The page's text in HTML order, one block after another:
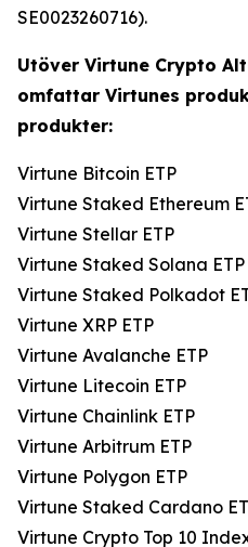
SE0023260716).
Utöver Virtune Crypto
omfattar Virtunes
produkter:
Virtune Bitcoin ETP
Virtune Staked Ethereum
Virtune Stellar ETP
Virtune Staked Solana ETP
Virtune Staked Polkadot
Virtune XRP ETP
Virtune Avalanche ETP
Virtune Litecoin ETP
Virtune Chainlink ETP
Virtune Arbitrum ETP
Virtune Polygon ETP
Virtune Staked Cardano
Virtune Crypto Top 10